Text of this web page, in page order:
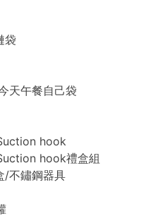
袋
天午餐自己袋
hook
hook禮盒組
/不鏽鋼器具